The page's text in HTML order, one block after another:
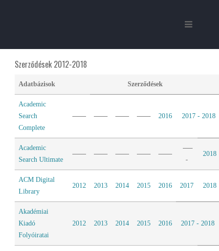
Szerződések 2012-2018
Adatbázisok Szerződések
Academic
Search
Complete
2016 2017 - 2018
Academic
Search Ultimate
2018
ACM Digital
Library
2012 2013 2014 2015 2016 2017 2018
Akadémiai
Kiadó
Folyóiratai
2012 2013 2014 2015 2016 2017 - 2018